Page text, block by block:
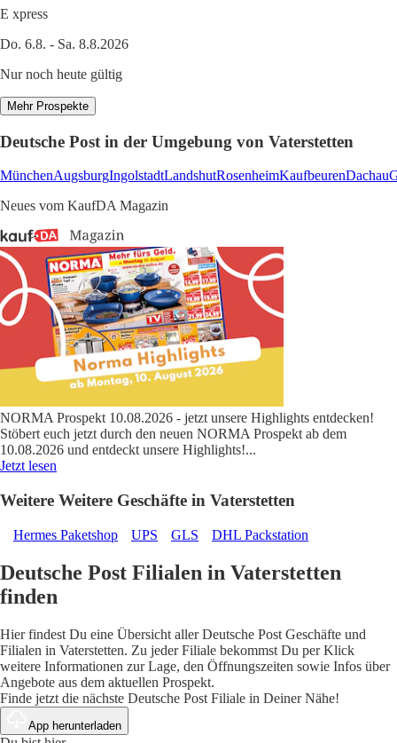
E xpress
Do. 6.8. - Sa. 8.8.2026
Nur noch heute gültig
Mehr Prospekte
Deutsche Post in der Umgebung von Vaterstetten
MünchenAugsburgIngolstadtLandshutRosenheimKaufbeurenDachau
Neues vom KaufDA Magazin
NORMA Prospekt 10.08.2026 - jetzt unsere Highlights entdecken!
Stöbert euch jetzt durch den neuen NORMA Prospekt ab dem
10.08.2026 und entdeckt unsere Highlights!...
Jetzt lesen
Weitere Weitere Geschäfte in Vaterstetten
Hermes Paketshop UPS GLS DHL Packstation
Deutsche Post Filialen in Vaterstetten
finden
Hier findest Du eine Übersicht aller Deutsche Post Geschäfte und
Filialen in Vaterstetten. Zu jeder Filiale bekommst Du per Klick
weitere Informationen zur Lage, den Öffnungszeiten sowie Infos über
Angebote aus dem aktuellen Prospekt.
Finde jetzt die nächste Deutsche Post Filiale in Deiner Nähe!
App herunterladen